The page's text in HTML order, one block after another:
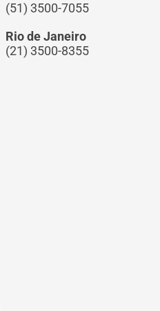
(51) 3500-7055
Rio de Janeiro
(21) 3500-8355